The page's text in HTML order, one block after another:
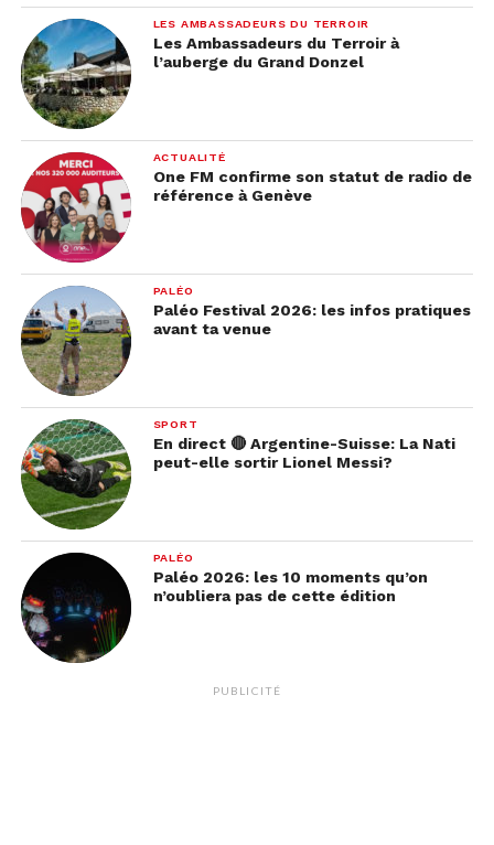
LES AMBASSADEURS DU TERROIR
Les Ambassadeurs du Terroir à
l’auberge du Grand Donzel
ACTUALITÉ
One FM confirme son statut de radio de
référence à Genève
PALÉO
Paléo Festival 2026: les infos pratiques
avant ta venue
SPORT
En direct 🔴 Argentine-Suisse: La Nati
peut-elle sortir Lionel Messi?
PALÉO
Paléo 2026: les 10 moments qu’on
n’oubliera pas de cette édition
PUBLICITÉ